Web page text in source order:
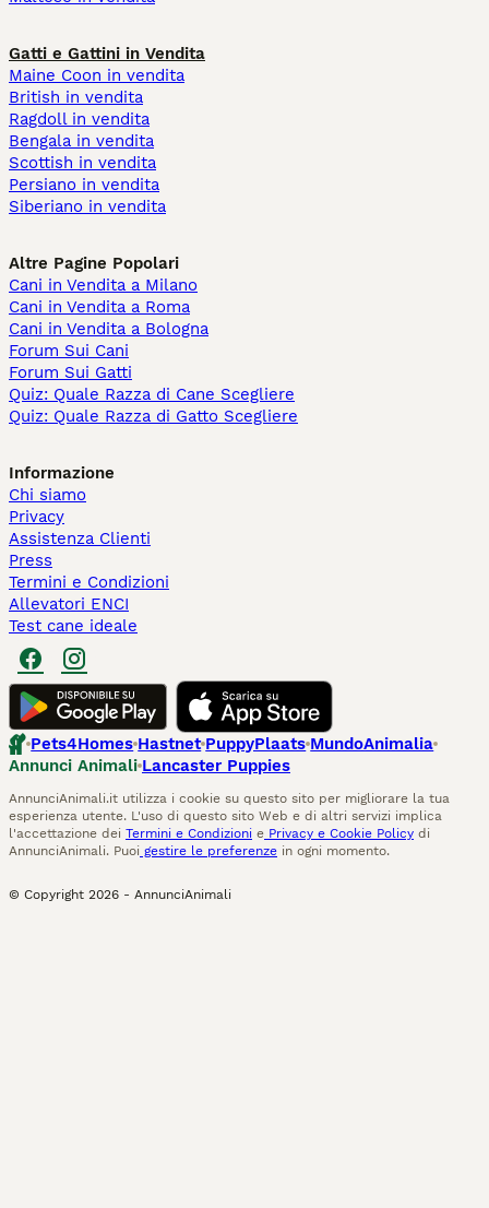
Gatti e Gattini in Vendita
Maine Coon in vendita
British in vendita
Ragdoll in vendita
Bengala in vendita
Scottish in vendita
Persiano in vendita
Siberiano in vendita
Altre Pagine Popolari
Cani in Vendita a Milano
Cani in Vendita a Roma
Cani in Vendita a Bologna
Forum Sui Cani
Forum Sui Gatti
Quiz: Quale Razza di Cane Scegliere
Quiz: Quale Razza di Gatto Scegliere
Informazione
Chi siamo
Privacy
Assistenza Clienti
Press
Termini e Condizioni
Allevatori ENCI
Test cane ideale
Pets4Homes Hastnet PuppyPlaats MundoAnimalia
Annunci Animali Lancaster Puppies
AnnunciAnimali.it utilizza i cookie su questo sito per migliorare la tua
esperienza utente. L'uso di questo sito Web e di altri servizi implica
l'accettazione dei Termini e Condizioni e Privacy e Cookie Policy di
AnnunciAnimali. Puoi gestire le preferenze in ogni momento.
© Copyright 2026 - AnnunciAnimali